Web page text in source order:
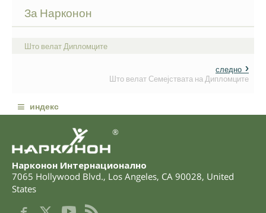
За Нарконон
Што велат Дипломците
следно
Што велат Семејствата на Дипломците
≡ индекс
®
Нарконон Интернационално
7065 Hollywood Blvd., Los Angeles, CA 90028, United
States